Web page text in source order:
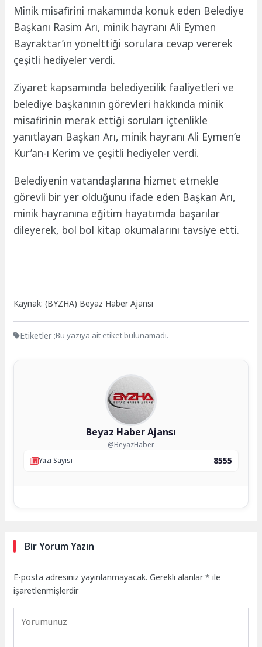
Minik misafirini makamında konuk eden Belediye
Başkanı Rasim Arı, minik hayranı Ali Eymen
Bayraktar’ın yönelttiği sorulara cevap vererek
çeşitli hediyeler verdi.
Ziyaret kapsamında belediyecilik faaliyetleri ve
belediye başkanının görevleri hakkında minik
misafirinin merak ettiği soruları içtenlikle
yanıtlayan Başkan Arı, minik hayranı Ali Eymen’e
Kur’an-ı Kerim ve çeşitli hediyeler verdi.
Belediyenin vatandaşlarına hizmet etmekle
görevli bir yer olduğunu ifade eden Başkan Arı,
minik hayranına eğitim hayatımda başarılar
dileyerek, bol bol kitap okumalarını tavsiye etti.
Kaynak: (BYZHA) Beyaz Haber Ajansı
Etiketler :Bu yazıya ait etiket bulunamadı.
Beyaz Haber Ajansı
@BeyazHaber
Yazı Sayısı
8555
Bir Yorum Yazın
E-posta adresiniz yayınlanmayacak. Gerekli alanlar* ile
işaretlenmişlerdir